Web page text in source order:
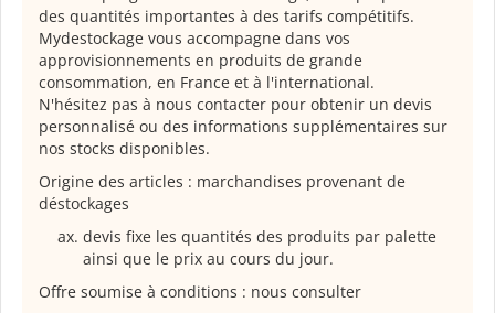
des quantités importantes à des tarifs compétitifs.
Mydestockage vous accompagne dans vos
approvisionnements en produits de grande
consommation, en France et à l'international.
N'hésitez pas à nous contacter pour obtenir un devis
personnalisé ou des informations supplémentaires sur
nos stocks disponibles.
Origine des articles : marchandises provenant de
déstockages
devis fixe les quantités des produits par palette
ainsi que le prix au cours du jour.
Offre soumise à conditions : nous consulter